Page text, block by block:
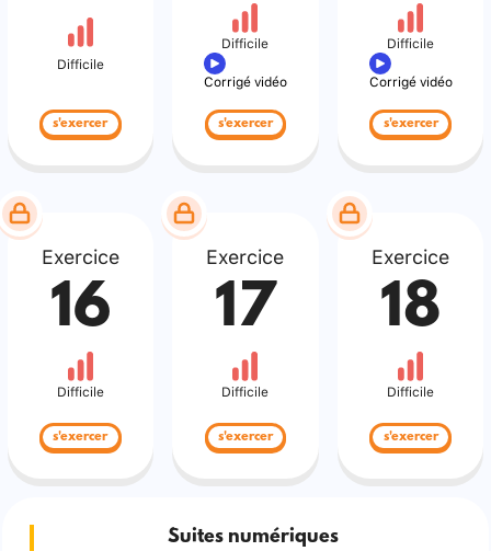
Difficile
s'exercer
Difficile
Corrigé vidéo
s'exercer
Difficile
Corrigé vidéo
s'exercer
Exercice
16
Difficile
s'exercer
Exercice
17
Difficile
s'exercer
Exercice
18
Difficile
s'exercer
Suites numériques